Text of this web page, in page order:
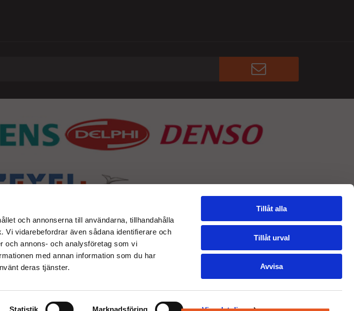
och annonserna till användarna, tillhandahålla
vidarebefordrar även sådana identifierare och
och annons- och analysföretag som vi
med annan information som du har
deras tjänster.
Statistik Marknadsföring
Tillåt alla
Tillåt urval
Avvisa
Drift & produktion: